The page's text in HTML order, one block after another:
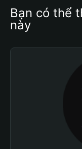
Bạn có thể
này